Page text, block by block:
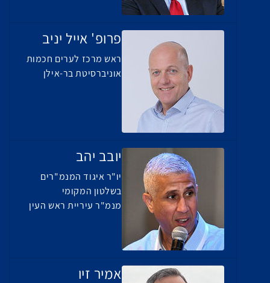
פרופ' אייל יניב
ראש מרכז לערים חכמות
אוניברסיטת בר-אילן
יובב יהב
יו"ר איגוד המנמ"רים
בשלטון המקומי
מנמ"ר עיריית ראש העין
אמיר זיו